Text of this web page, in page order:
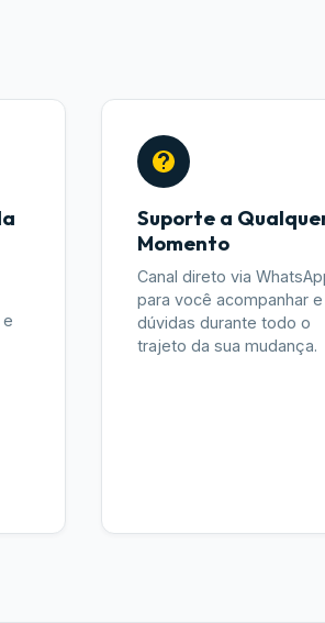
Suporte a
Momento
Canal direto via
para você acompanhar
dúvidas durante todo o
trajeto da sua mudança.